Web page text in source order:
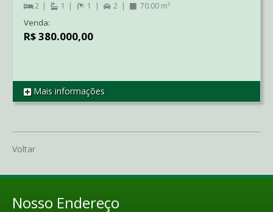
REF AP1868
2 1 1 2 70.00 m²
Venda:
R$ 380.000,00
Mais informações
Voltar
Nosso Endereço